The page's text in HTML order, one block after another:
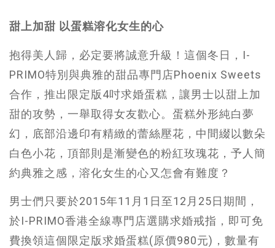
甜上加甜 以蛋糕溶化女生的心
抱得美人歸，必定要將誠意升級！這個冬日，I-
PRIMO特別與典雅的甜品專門店Phoenix Sweets
合作，推出限定版4吋求婚蛋糕，讓男士以甜上加
甜的攻勢，一舉取得女友歡心。蛋糕外形純白夢
幻，底部沿邊印有精緻的蕾絲壓花，中間綴以數朵
白色小花，頂部則是漸變色的粉紅玫瑰花，予人簡
約典雅之感，溶化女生的心又怎會有難度？
男士們只要於2015年11月1日至12月25日期間，
於I-PRIMO香港全線專門店選購求婚戒指，即可免
費換領這個限定版求婚蛋糕(原價980元)，數量有